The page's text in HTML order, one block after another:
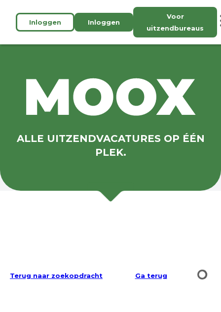
Inloggen Inloggen
Voor
uitzendbureaus
ALLE UITZENDVACATURES OP ÉÉN
PLEK.
Terug naar zoekopdracht Ga terug